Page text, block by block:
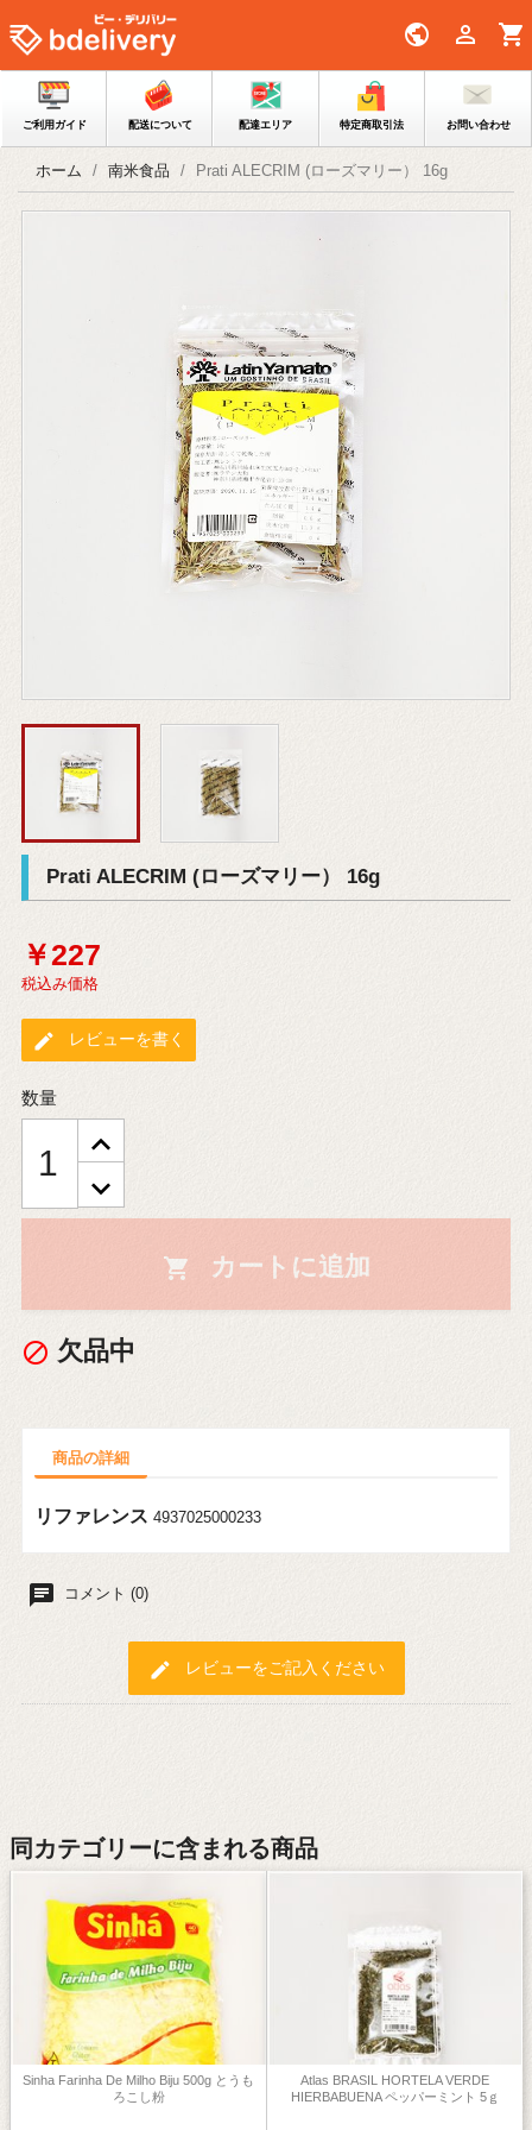
shopping_cart

public
ご利用ガイド 配送について 配達エリア 特定商取引法 お問い合わせ
ホーム 南米食品 Prati ALECRIM (ローズマリー） 16g
Prati ALECRIM (ローズマリー） 16g
￥227
税込み価格
edit レビューを書く
数量
 カートに追加
 欠品中
商品の詳細
リファレンス 4937025000233
chat コメント (0)
edit レビューをご記入ください
同カテゴリーに含まれる商品
Sinha Farinha De Milho Biju 500g とうも
ろこし粉
Atlas BRASIL HORTELA VERDE
HIERBABUENA ペッパーミント 5ｇ